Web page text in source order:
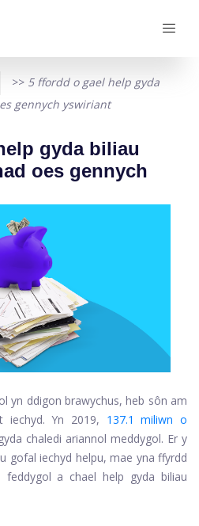
>> 5 ffordd o gael help gyda
gennych yswiriant
gyda biliau
oes gennych
yn ddigon brawychus, heb sôn am
iechyd. Yn 2019, 137.1 miliwn o
chaledi ariannol meddygol. Er y
gofal iechyd helpu, mae yna ffyrdd
feddygol a chael help gyda biliau